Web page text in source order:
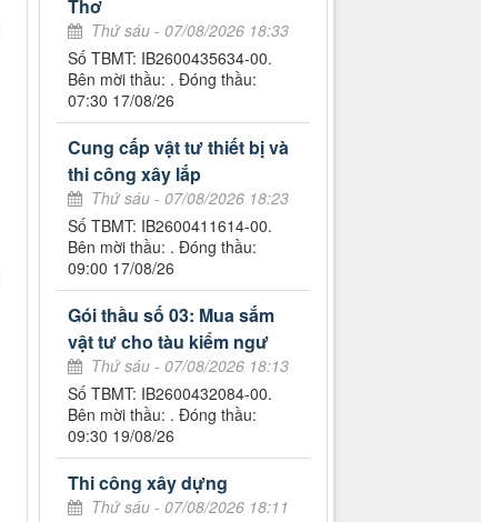
Thơ
Thứ sáu - 07/08/2026 18:33
Số TBMT: IB2600435634-00.
Bên mời thầu: . Đóng thầu:
07:30 17/08/26
Cung cấp vật tư thiết bị và
thi công xây lắp
Thứ sáu - 07/08/2026 18:23
Số TBMT: IB2600411614-00.
Bên mời thầu: . Đóng thầu:
09:00 17/08/26
Gói thầu số 03: Mua sắm
vật tư cho tàu kiểm ngư
Thứ sáu - 07/08/2026 18:13
Số TBMT: IB2600432084-00.
Bên mời thầu: . Đóng thầu:
09:30 19/08/26
Thi công xây dựng
Thứ sáu - 07/08/2026 18:11